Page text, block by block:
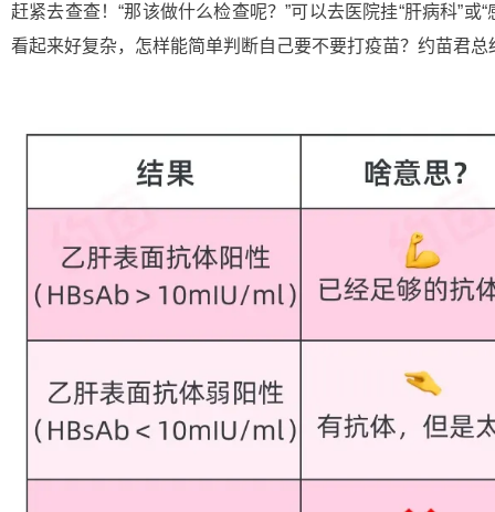
赶紧去查查！“那该做什么检查呢？”可以去医院挂“肝病科”
看起来好复杂，怎样能简单判断自己要不要打疫苗？约苗君